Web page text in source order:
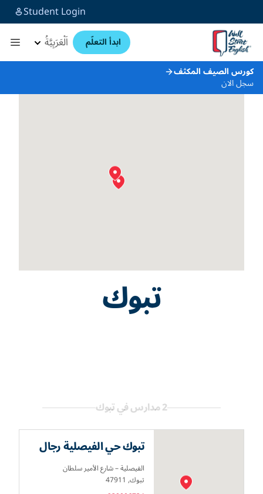
Student Login
ابدأ التعلّم اَلْعَرَبِيَّةُ
كورس الصيف المكثف
سجل الان
تبوك
2 مدارس في تبوك
تبوك حي الفيصلية رجال
الفيصلية – شارع الأمير سلطان
تبوك, 47911